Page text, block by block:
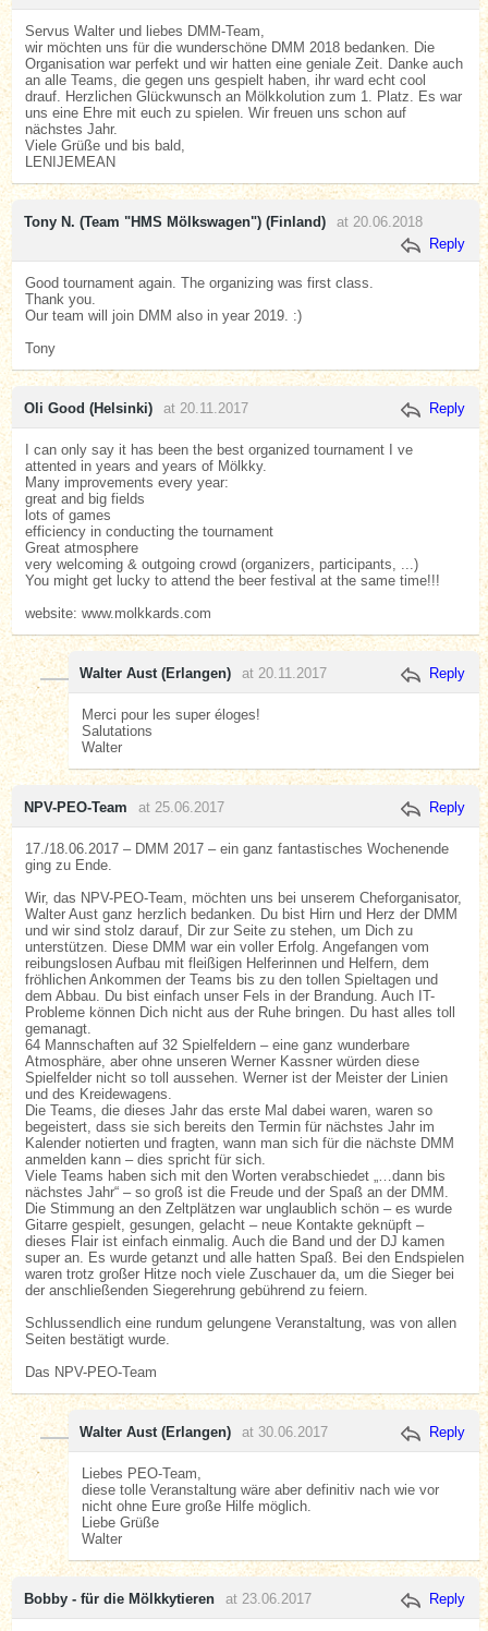
Servus Walter und liebes DMM-Team,
wir möchten uns für die wunderschöne DMM 2018 bedanken. Die
Organisation war perfekt und wir hatten eine geniale Zeit. Danke auch
an alle Teams, die gegen uns gespielt haben, ihr ward echt cool
drauf. Herzlichen Glückwunsch an Mölkkolution zum 1. Platz. Es war
uns eine Ehre mit euch zu spielen. Wir freuen uns schon auf
nächstes Jahr.
Viele Grüße und bis bald,
LENIJEMEAN
Tony N. (Team "HMS Mölkswagen") (Finland)
at 20.06.2018
Reply
Good tournament again. The organizing was first class.
Thank you.
Our team will join DMM also in year 2019. :)
Tony
Oli Good (Helsinki) at 20.11.2017 Reply
I can only say it has been the best organized tournament I ve
attented in years and years of Mölkky.
Many improvements every year:
great and big fields
lots of games
efficiency in conducting the tournament
Great atmosphere
very welcoming & outgoing crowd (organizers, participants, ...)
You might get lucky to attend the beer festival at the same time!!!
website: www.molkkards.com
Walter Aust (Erlangen) at 20.11.2017 Reply
Merci pour les super éloges!
Salutations
Walter
NPV-PEO-Team at 25.06.2017 Reply
17./18.06.2017 – DMM 2017 – ein ganz fantastisches Wochenende
ging zu Ende.
Wir, das NPV-PEO-Team, möchten uns bei unserem Cheforganisator,
Walter Aust ganz herzlich bedanken. Du bist Hirn und Herz der DMM
und wir sind stolz darauf, Dir zur Seite zu stehen, um Dich zu
unterstützen. Diese DMM war ein voller Erfolg. Angefangen vom
reibungslosen Aufbau mit fleißigen Helferinnen und Helfern, dem
fröhlichen Ankommen der Teams bis zu den tollen Spieltagen und
dem Abbau. Du bist einfach unser Fels in der Brandung. Auch IT-
Probleme können Dich nicht aus der Ruhe bringen. Du hast alles toll
gemanagt.
64 Mannschaften auf 32 Spielfeldern – eine ganz wunderbare
Atmosphäre, aber ohne unseren Werner Kassner würden diese
Spielfelder nicht so toll aussehen. Werner ist der Meister der Linien
und des Kreidewagens.
Die Teams, die dieses Jahr das erste Mal dabei waren, waren so
begeistert, dass sie sich bereits den Termin für nächstes Jahr im
Kalender notierten und fragten, wann man sich für die nächste DMM
anmelden kann – dies spricht für sich.
Viele Teams haben sich mit den Worten verabschiedet „…dann bis
nächstes Jahr“ – so groß ist die Freude und der Spaß an der DMM.
Die Stimmung an den Zeltplätzen war unglaublich schön – es wurde
Gitarre gespielt, gesungen, gelacht – neue Kontakte geknüpft –
dieses Flair ist einfach einmalig. Auch die Band und der DJ kamen
super an. Es wurde getanzt und alle hatten Spaß. Bei den Endspielen
waren trotz großer Hitze noch viele Zuschauer da, um die Sieger bei
der anschließenden Siegerehrung gebührend zu feiern.
Schlussendlich eine rundum gelungene Veranstaltung, was von allen
Seiten bestätigt wurde.
Das NPV-PEO-Team
Walter Aust (Erlangen) at 30.06.2017 Reply
Liebes PEO-Team,
diese tolle Veranstaltung wäre aber definitiv nach wie vor
nicht ohne Eure große Hilfe möglich.
Liebe Grüße
Walter
Bobby - für die Mölkkytieren at 23.06.2017 Reply